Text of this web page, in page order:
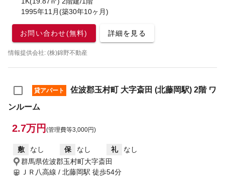
1995年11月(築30年10ヶ月)
お問い合わせ(無料) 詳細を見る
情報提供会社: (株)錦野不動産
貸アパート
佐波郡玉村町 大字斎田 (北藤岡駅) 2階 ワ
ンルーム
2.7万円 (管理費等3,000円)
敷 なし 保 なし 礼
なし
群馬県佐波郡玉村町大字斎田
ＪＲ八高線 / 北藤岡駅 徒歩54分